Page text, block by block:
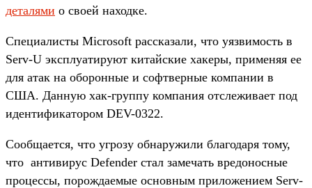
деталями о своей находке.
Специалисты Microsoft рассказали, что уязвимость в
Serv-U эксплуатируют китайские хакеры, применяя ее
для атак на оборонные и софтверные компании в
США. Данную хак-группу компания отслеживает под
идентификатором DEV-0322.
Сообщается, что угрозу обнаружили благодаря тому,
что антивирус Defender стал замечать вредоносные
процессы, порождаемые основным приложением Serv-